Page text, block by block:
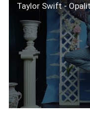
Taylor Swift -